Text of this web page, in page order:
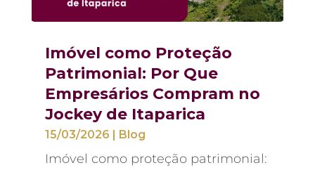
Imóvel como Proteção
Patrimonial: Por Que
Empresários Compram no
Jockey de Itaparica
15/03/2026 | Blog
Imóvel como proteção patrimonial: